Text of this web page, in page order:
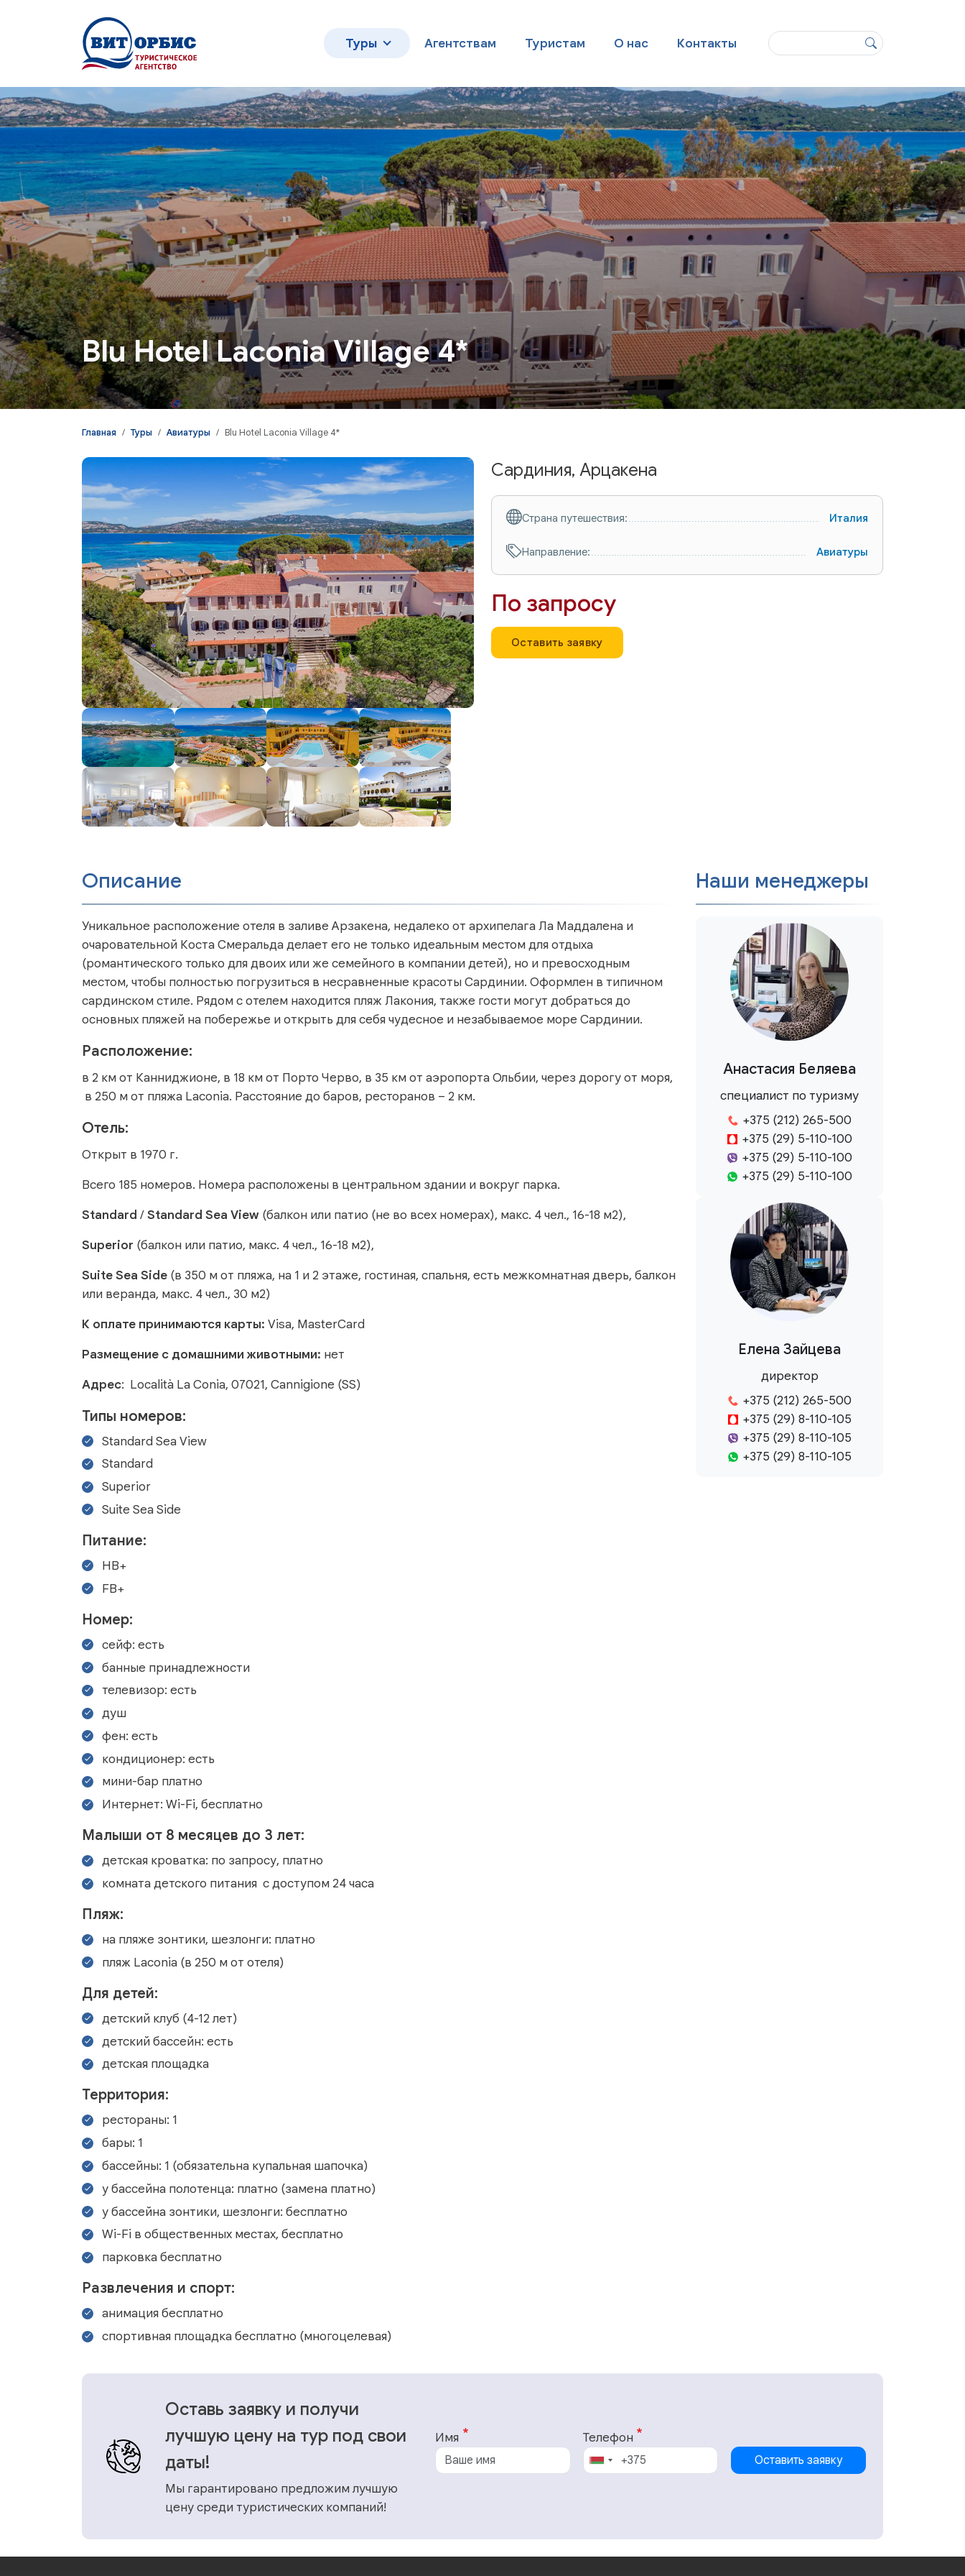
Туры Агентствам Туристам О нас Контакты Поиск
Blu Hotel Laconia Village 4*
Главная Туры Авиатуры Blu Hotel Laconia Village 4*
Сардиния, Арцакена
Страна путешествия: Италия
Направление: Авиатуры
По запросу
Оставить заявку
Описание
Уникальное расположение отеля в заливе Арзакена, недалеко от архипелага Ла Маддалена и
очаровательной Коста Смеральда делает его не только идеальным местом для отдыха
(романтического только для двоих или же семейного в компании детей), но и превосходным
местом, чтобы полностью погрузиться в несравненные красоты Сардинии. Оформлен в типичном
сардинском стиле. Рядом с отелем находится пляж Лакония, также гости могут добраться до
основных пляжей на побережье и открыть для себя чудесное и незабываемое море Сардинии.
Расположение:
в 2 км от Канниджионе, в 18 км от Порто Черво, в 35 км от аэропорта Ольбии, через дорогу от моря,
в 250 м от пляжа Laconia. Расстояние до баров, ресторанов – 2 км.
Отель:
Открыт в 1970 г.
Всего 185 номеров. Номера расположены в центральном здании и вокруг парка.
Standard /Standard Sea View (балкон или патио (не во всех номерах), макс. 4 чел., 16-18 м2),
Superior (балкон или патио, макс. 4 чел., 16-18 м2),
Suite Sea Side (в 350 м от пляжа, на 1 и 2 этаже, гостиная, спальня, есть межкомнатная дверь, балкон
или веранда, макс. 4 чел., 30 м2)
К оплате принимаются карты: Visa, MasterCard
Размещение с домашними животными: нет
Адрес: Località La Conia, 07021, Cannigione (SS)
Типы номеров:
Standard Sea View
Standard
Superior
Suite Sea Side
Питание:
HB+
FB+
Номер:
сейф: есть
банные принадлежности
телевизор: есть
душ
фен: есть
кондиционер: есть
мини-бар платно
Интернет: Wi-Fi, бесплатно
Малыши от 8 месяцев до 3 лет:
детская кроватка: по запросу, платно
комната детского питания с доступом 24 часа
Пляж:
на пляже зонтики, шезлонги: платно
пляж Laconia (в 250 м от отеля)
Для детей:
детский клуб (4-12 лет)
детский бассейн: есть
детская площадка
Территория:
рестораны: 1
бары: 1
бассейны: 1 (обязательна купальная шапочка)
у бассейна полотенца: платно (замена платно)
у бассейна зонтики, шезлонги: бесплатно
Wi-Fi в общественных местах, бесплатно
парковка бесплатно
Развлечения и спорт:
анимация бесплатно
спортивная площадка бесплатно (многоцелевая)
Наши менеджеры
Анастасия Беляева
специалист по туризму
+375 (212) 265-500
+375 (29) 5-110-100
+375 (29) 5-110-100
+375 (29) 5-110-100
Елена Зайцева
директор
+375 (212) 265-500
+375 (29) 8-110-105
+375 (29) 8-110-105
+375 (29) 8-110-105
Оставь заявку и получи
лучшую цену на тур под свои
даты!
Мы гарантировано предложим лучшую
цену среди туристических компаний!
Имя Телефон
Оставить заявку